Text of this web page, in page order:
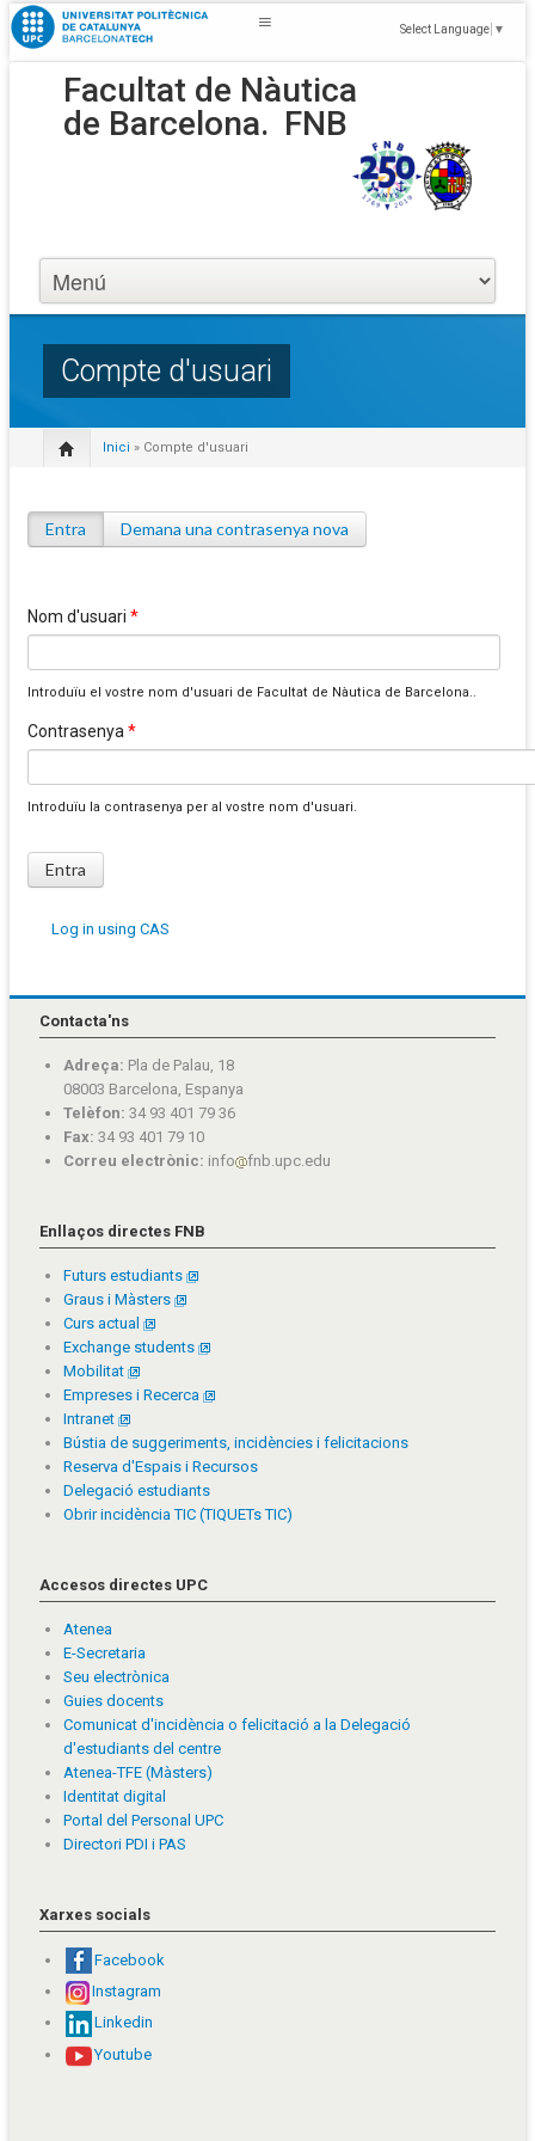
Select Language ▼
Facultat de Nàutica
de Barcelona. FNB
Compte d'usuari
Inici » Compte d'usuari
Pestanyes primàries
Entra (pestanya activa)
Demana una contrasenya nova
Nom d'usuari *
Introduïu el vostre nom d'usuari de Facultat de Nàutica de Barcelona..
Contrasenya*
Introduïu la contrasenya per al vostre nom d'usuari.
Log in using CAS
Contacta'ns
Adreça: Pla de Palau, 18
08003 Barcelona, Espanya
Telèfon: 34 93 401 79 36
Fax: 34 93 401 79 10
Correu electrònic: info fnb.upc.edu
Enllaços directes FNB
Futurs estudiants
Graus i Màsters
Curs actual
Exchange students
Mobilitat
Empreses i Recerca
Intranet
Bústia de suggeriments, incidències i felicitacions
Reserva d'Espais i Recursos
Delegació estudiants
Obrir incidència TIC (TIQUETs TIC)
Accesos directes UPC
Atenea
E-Secretaria
Seu electrònica
Guies docents
Comunicat d'incidència o felicitació a la Delegació
d'estudiants del centre
Atenea-TFE (Màsters)
Identitat digital
Portal del Personal UPC
Directori PDI i PAS
Xarxes socials
Facebook
Instagram
Linkedin
Youtube